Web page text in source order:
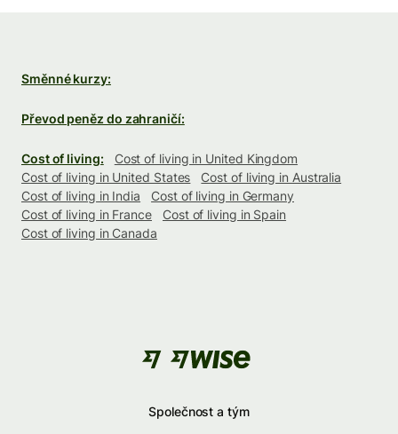
Směnné kurzy:
Převod peněz do zahraničí:
Cost of living:
Cost of living in United Kingdom
Cost of living in United States
Cost of living in Australia
Cost of living in India
Cost of living in Germany
Cost of living in France
Cost of living in Spain
Cost of living in Canada
Společnost a tým